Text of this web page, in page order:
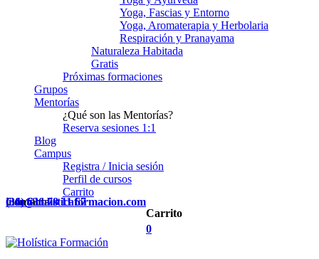
Yoga, Fascias y Entorno
Yoga, Aromaterapia y Herbolaria
Respiración y Pranayama
Naturaleza Habitada
Gratis
Próximas formaciones
Grupos
Mentorías
¿Qué son las Mentorías?
Reserva sesiones 1:1
Blog
Campus
Registra / Inicia sesión
Perfil de cursos
Carrito
Contacta
(34) 636 78 11 67
info@holisticaformacion.com
Carrito
0